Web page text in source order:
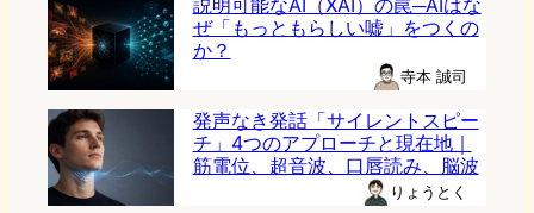
説明可能なAI（XAI）の罠─AIはな
ぜ「もっともらしい嘘」をつくの
か？
寺本 誠司
発声なき発話「サイレントスピー
チ」4つのアプローチと現在地｜
筋電位、超音波、口唇読み、脳波
りょうとく